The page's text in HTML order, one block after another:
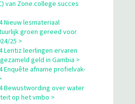
van Zone.college succes
Nieuw lesmateriaal
groen gereed voor
25 >
Lentiz leerlingen ervaren
geld in Gambia >
Enquête afname profielvak-
Bewustwording over water
op het vmbo >